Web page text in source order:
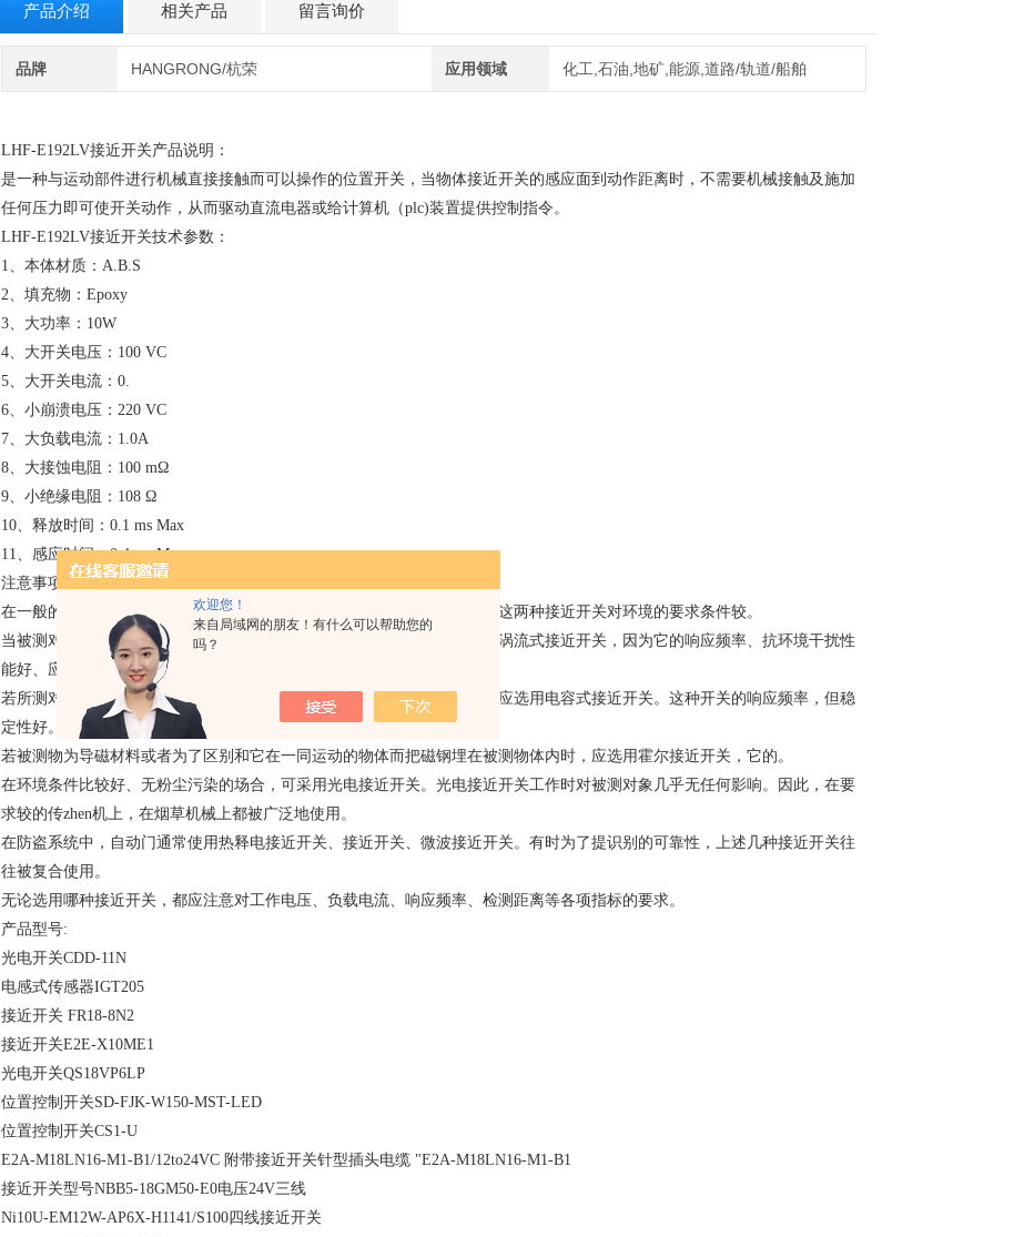
欢迎您！
来自局域网的朋友！有什么可以帮助您的
吗？
产品介绍 相关产品 留言询价
品牌 HANGRONG/杭荣 应用领域 化工,石油,地矿,能源,道路/轨道/船舶
LHF-E192LV接近开关产品说明：
是一种与运动部件进行机械直接接触而可以操作的位置开关，当物体接近开关的感应面到动作距离时，不需要机械接触及施加
任何压力即可使开关动作，从而驱动直流电器或给计算机（plc)装置提供控制指令。
LHF-E192LV接近开关技术参数：
1、本体材质：A.B.S
2、填充物：Epoxy
3、大功率：10W
4、大开关电压：100 VC
5、大开关电流：0.
6、小崩溃电压：220 VC
7、大负载电流：1.0A
8、大接蚀电阻：100 mΩ
9、小绝缘电阻：108 Ω
10、释放时间：0.1 ms Max
11、感应时间：0.4 ms Max
注意事项：
在一般的工业场所，通常都选用涡流式接近开关和电容式接近开关。因为这两种接近开关对环境的要求条件较。
当被测对象是导电物体或可以固定在一块金属物上的物体时，一般都选用涡流式接近开关，因为它的响应频率、抗环境干扰性
能好、应用范围广、较。
若所测对象是非金属（或金属）、液位度、粉状物度、塑料、烟草等。则应选用电容式接近开关。这种开关的响应频率，但稳
定性好。安装时应考虑环境因素的影响。
若被测物为导磁材料或者为了区别和它在一同运动的物体而把磁钢埋在被测物体内时，应选用霍尔接近开关，它的。
在环境条件比较好、无粉尘污染的场合，可采用光电接近开关。光电接近开关工作时对被测对象几乎无任何影响。因此，在要
求较的传zhen机上，在烟草机械上都被广泛地使用。
在防盗系统中，自动门通常使用热释电接近开关、接近开关、微波接近开关。有时为了提识别的可靠性，上述几种接近开关往
往被复合使用。
无论选用哪种接近开关，都应注意对工作电压、负载电流、响应频率、检测距离等各项指标的要求。
产品型号:
光电开关CDD-11N
电感式传感器IGT205
接近开关 FR18-8N2
接近开关E2E-X10ME1
光电开关QS18VP6LP
位置控制开关SD-FJK-W150-MST-LED
位置控制开关CS1-U
E2A-M18LN16-M1-B1/12to24VC 附带接近开关针型插头电缆 "E2A-M18LN16-M1-B1
接近开关型号NBB5-18GM50-E0电压24V三线
Ni10U-EM12W-AP6X-H1141/S100四线接近开关